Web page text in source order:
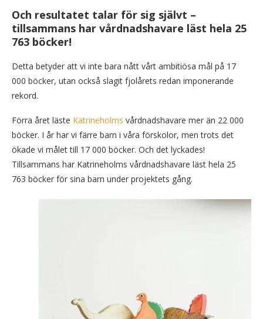
Och resultatet talar för sig självt –
tillsammans har vårdnadshavare läst hela 25
763 böcker!
Detta betyder att vi inte bara nått vårt ambitiösa mål på 17
000 böcker, utan också slagit fjolårets redan imponerande
rekord.
Förra året läste Katrineholms vårdnadshavare mer än 22 000
böcker. I år har vi färre barn i våra förskolor, men trots det
ökade vi målet till 17 000 böcker. Och det lyckades!
Tillsammans har Katrineholms vårdnadshavare läst hela 25
763 böcker för sina barn under projektets gång.